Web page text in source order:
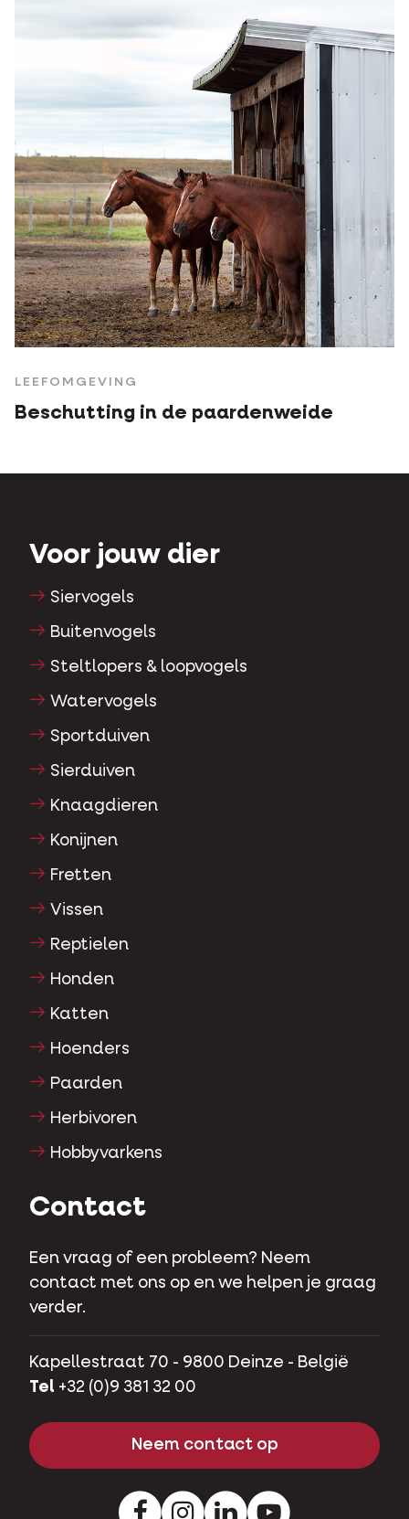
LEEFOMGEVING
Beschutting in de paardenweide
Voor jouw dier
Siervogels
Buitenvogels
Steltlopers & loopvogels
Watervogels
Sportduiven
Sierduiven
Knaagdieren
Konijnen
Fretten
Vissen
Reptielen
Honden
Katten
Hoenders
Paarden
Herbivoren
Hobbyvarkens
Contact
Een vraag of een probleem? Neem
contact met ons op en we helpen je graag
verder.
Kapellestraat 70 - 9800 Deinze - België
Tel +32 (0)9 381 32 00
Neem contact op
FacebookInstagramLinkedInYoutube